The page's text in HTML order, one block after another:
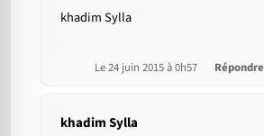
khadim Sylla
Le 24 juin 2015 à 0h57 Répondre
khadim Sylla